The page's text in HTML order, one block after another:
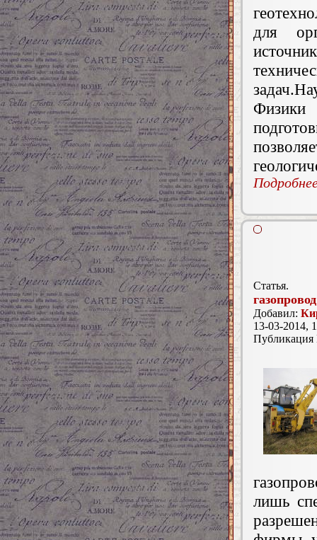
для
Статья.
газопровод
Добавил:
13-03-2014,
лишь